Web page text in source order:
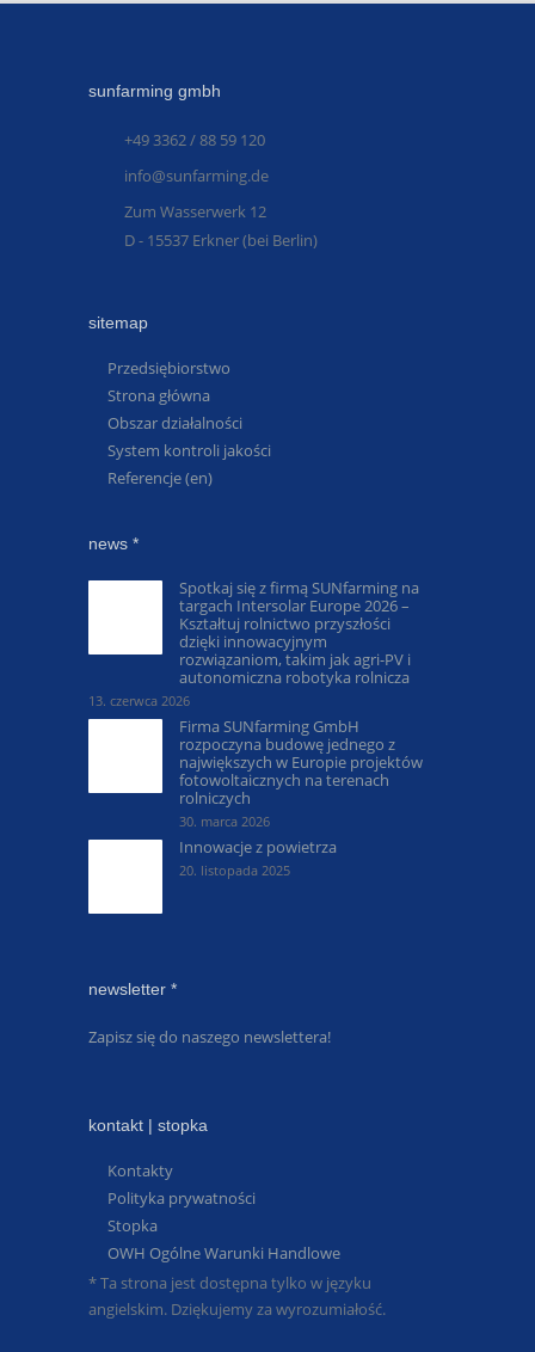
sunfarming gmbh
+49 3362 / 88 59 120
info@sunfarming.de
Zum Wasserwerk 12
D - 15537 Erkner (bei Berlin)
sitemap
Przedsiębiorstwo
Strona główna
Obszar działalności
System kontroli jakości
Referencje (en)
news *
Spotkaj się z firmą SUNfarming na
targach Intersolar Europe 2026 –
Kształtuj rolnictwo przyszłości
dzięki innowacyjnym
rozwiązaniom, takim jak agri-PV i
autonomiczna robotyka rolnicza
13. czerwca 2026
Firma SUNfarming GmbH
rozpoczyna budowę jednego z
największych w Europie projektów
fotowoltaicznych na terenach
rolniczych
30. marca 2026
Innowacje z powietrza
20. listopada 2025
newsletter *
Zapisz się do naszego newslettera!
kontakt | stopka
Kontakty
Polityka prywatności
Stopka
OWH Ogólne Warunki Handlowe
* Ta strona jest dostępna tylko w języku
angielskim. Dziękujemy za wyrozumiałość.